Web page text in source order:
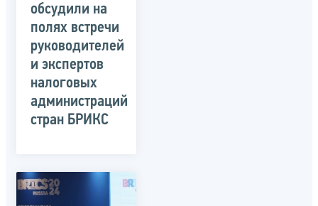
обсудили на
полях встречи
руководителей
и экспертов
налоговых
администраций
стран БРИКС